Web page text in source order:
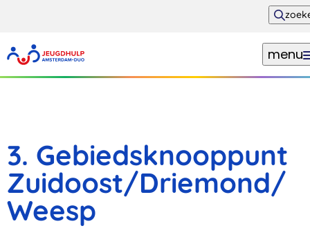
menu
3. Gebiedsknooppunt
Zuidoost/Driemond/
Weesp